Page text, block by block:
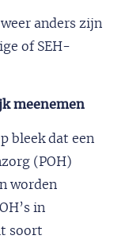
anders zijn
of SEH-
meenemen
bleek dat een
(POH)
worden
in
soort